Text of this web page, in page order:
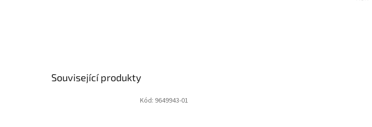
Související produkty
Kód: 9649943-01